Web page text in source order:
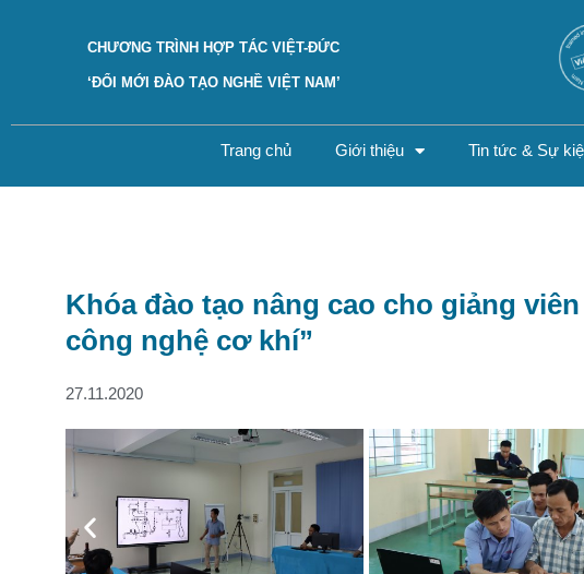
CHƯƠNG TRÌNH HỢP TÁC VIỆT-ĐỨC
‘ĐỔI MỚI ĐÀO TẠO NGHỀ VIỆT NAM’
Trang chủ Giới thiệu Tin tức & Sự
Khóa đào tạo nâng cao cho giảng
công nghệ cơ khí”
27.11.2020
Previous